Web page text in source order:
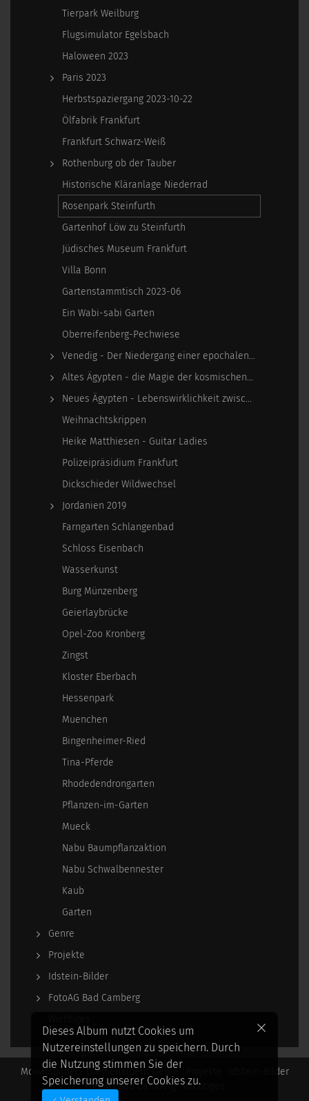
Tierpark Weilburg
Flugsimulator Egelsbach
Haloween 2023
Paris 2023
Herbstspaziergang 2023-10-22
Ölfabrik Frankfurt
Frankfurt Schwarz-Weiß
Rothenburg ob der Tauber
Historische Kläranlage Niederrad
Rosenpark Steinfurth
Gartenhof Löw zu Steinfurth
Jüdisches Museum Frankfurt
Villa Bonn
Gartenstammtisch 2023-06
Ein Wabi-sabi Garten
Oberreifenberg-Pechwiese
Venedig - Der Niedergang einer epochalen Macht
Altes Ägypten - die Magie der kosmischen…
Neues Ägypten - Lebenswirklichkeit zwischen…
Weihnachtskrippen
Heike Matthiesen - Guitar Ladies
Polizeipräsidium Frankfurt
Dickschieder Wildwechsel
Jordanien 2019
Farngarten Schlangenbad
Schloss Eisenbach
Wasserkunst
Burg Münzenberg
Geierlaybrücke
Opel-Zoo Kronberg
Zingst
Kloster Eberbach
Hessenpark
Muenchen
Bingenheimer-Ried
Tina-Pferde
Rhodedendrongarten
Pflanzen-im-Garten
Mueck
Nabu Baumpflanzaktion
Nabu Schwalbennester
Kaub
Garten
Genre
Projekte
Idstein-Bilder
FotoAG Bad Camberg
Monatsbilder Themenalben Genre
Idstein-Bilder
FotoAG Bad Camberg Wichtiges
Dieses Album nutzt Cookies um
Nutzereinstellungen zu speichern. Durch
die Nutzung stimmen Sie der
Speicherung unserer Cookies zu.